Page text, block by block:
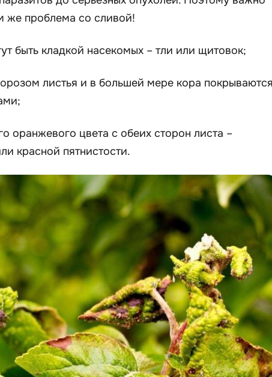
же проблема со сливой!
быть кладкой насекомых – тли или щитовок;
листья и в большей мере кора
оранжевого цвета с обеих сторон листа –
красной пятнистости.